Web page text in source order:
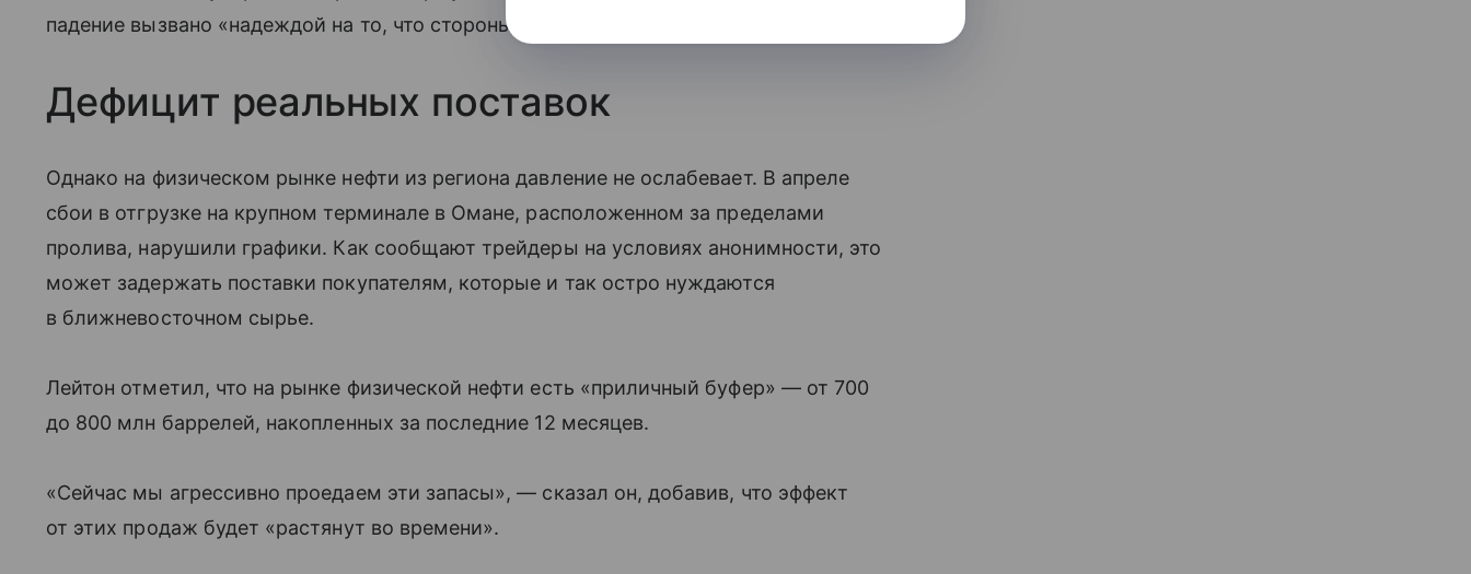
падение вызвано «надеждой на то, что стороны заговорят о сделке».
Дефицит реальных поставок
Однако на физическом рынке нефти из региона давление не ослабевает. В апреле
сбои в отгрузке на крупном терминале в Омане, расположенном за пределами
пролива, нарушили графики. Как сообщают трейдеры на условиях анонимности, это
может задержать поставки покупателям, которые и так остро нуждаются
в ближневосточном сырье.
Лейтон отметил, что на рынке физической нефти есть «приличный буфер» — от 700
до 800 млн баррелей, накопленных за последние 12 месяцев.
«Сейчас мы агрессивно проедаем эти запасы», — сказал он, добавив, что эффект
от этих продаж будет «растянут во времени».